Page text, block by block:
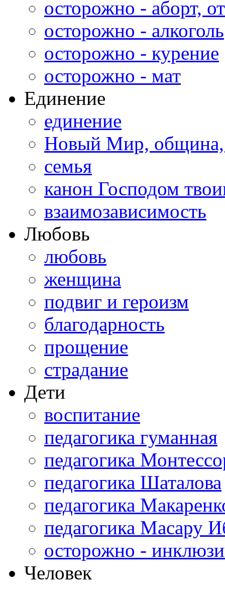
осторожно - аборт,
осторожно - алкоголь
осторожно - курение
осторожно - мат
Единение
единение
Новый Мир,
семья
канон Господом
взаимозависимость
Любовь
любовь
женщина
подвиг и героизм
благодарность
прощение
страдание
Дети
воспитание
педагогика гуманная
педагогика
педагогика Шаталова
педагогика
педагогика Масару
осторожно -
Человек